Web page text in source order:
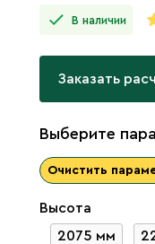
В наличии
Заказать
Выберите
Очистить
Высота
2075 мм